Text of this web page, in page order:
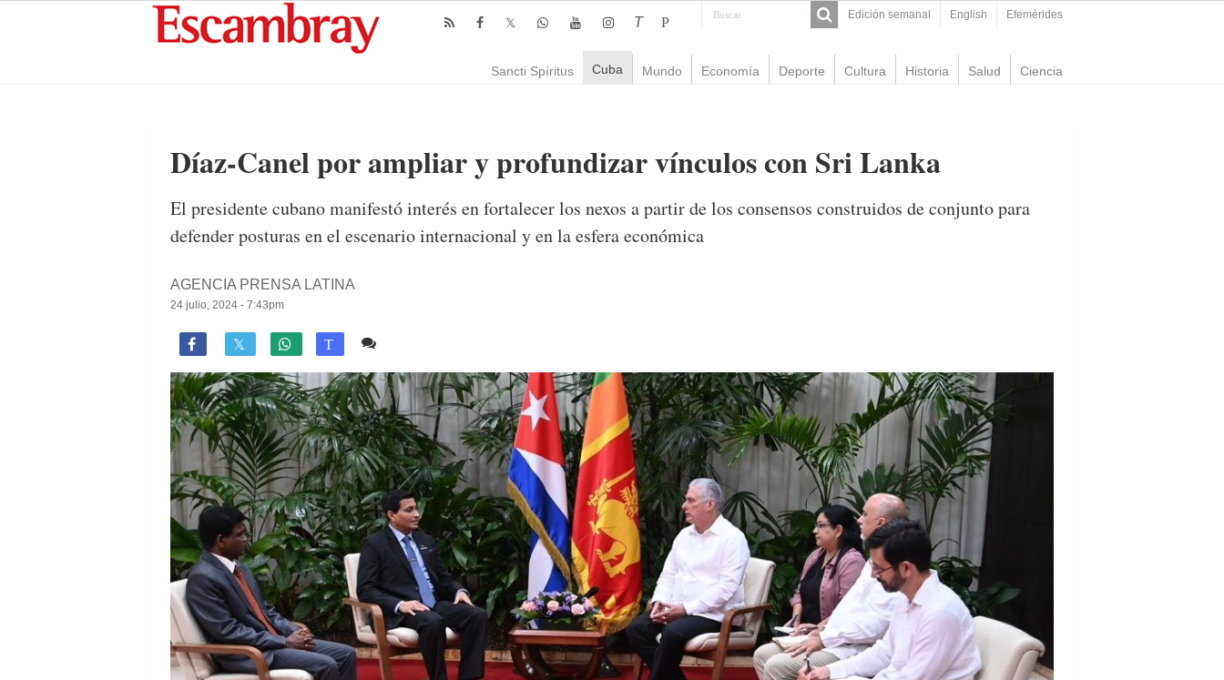
Edición semanal English Efemérides
T P
Sancti Spíritus Cuba Mundo Economía Deporte Cultura Historia Salud Ciencia
Díaz-Canel por ampliar y profundizar vínculos con Sri Lanka
El presidente cubano manifestó interés en fortalecer los nexos a partir de los consensos construidos de conjunto para
defender posturas en el escenario internacional y en la esfera económica
AGENCIA PRENSA LATINA
24 julio, 2024 - 7:43pm
 T